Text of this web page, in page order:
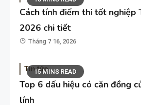
Cách tính điểm thi tốt nghiệp
2026 chi tiết
Tháng 7 16, 2026
15 MINS READ
Tin tức
Top 6 dấu hiệu có căn đồng
lính